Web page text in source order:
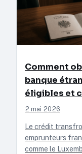
Comment
banque
éligibles et
2 mai 2026
Le crédit
emprunteurs
comme le